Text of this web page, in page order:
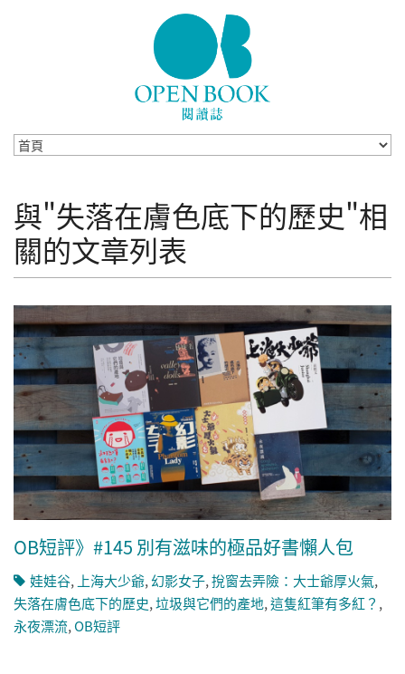
與"失落在膚色底下的歷史"相
關的文章列表
OB短評》#145 別有滋味的極品好書懶人包
娃娃谷,上海大少爺,幻影女子,挩窗去弄險：大士爺厚火氣,
失落在膚色底下的歷史,垃圾與它們的產地,這隻紅筆有多紅？ ,
永夜漂流,OB短評